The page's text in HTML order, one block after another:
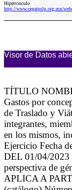
Hipervinculo
http://www.cegaipslp.org.mx/
Visor de Datos
TÍTULO
Gastos por
de Traslado y
integrantes,
en los mismos,
Ejercicio Fecha
DEL 01/04/2023
perspectiva de
APLICA A